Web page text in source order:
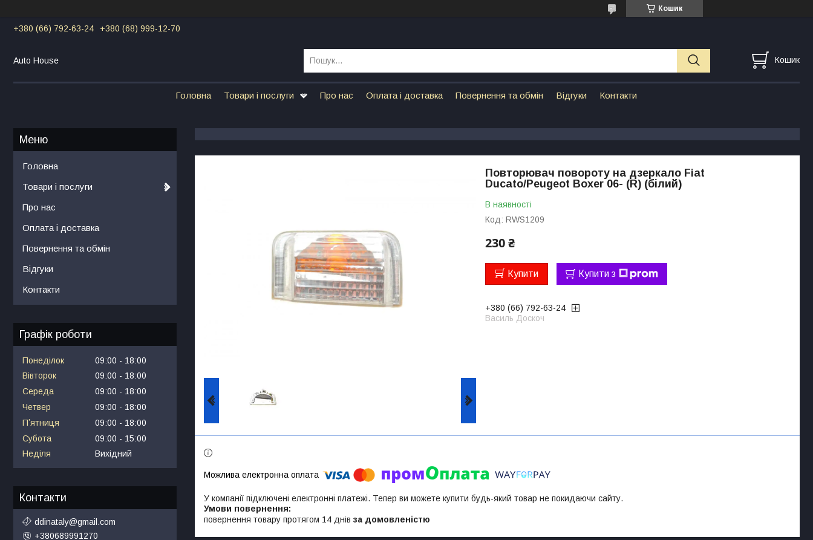
Кошик
+380 (66) 792-63-24 +380 (68) 999-12-70
Auto House Кошик
Головна Товари і послуги Про нас Оплата і доставка Повернення та обмін Відгуки Контакти
Повторювач повороту на дзеркало Fiat
Ducato/Peugeot Boxer 06- (R) (білий)
В наявності
Код: RWS1209
230 ₴
Купити Купити з
+380 (66) 792-63-24
Василь Доскоч
У компанії підключені електронні платежі. Тепер ви можете купити будь-який товар не покидаючи сайту.
повернення товару протягом 14 днів за домовленістю
Головна
Товари і послуги
Про нас
Оплата і доставка
Повернення та обмін
Відгуки
Контакти
Графік роботи
Понеділок 09:00
18:00
Вівторок
09:00
18:00
Середа
09:00
18:00
Четвер
09:00
18:00
Пʼятниця
09:00
18:00
Субота
09:00
15:00
Неділя
Вихідний
Контакти
ddinataly@gmail.com
+380689991270